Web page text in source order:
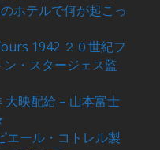
ホテルで何が起こっ
1942 ２０世紀フ
・スタージェス監
大映配給 – 山本富士
エール・コトレル製